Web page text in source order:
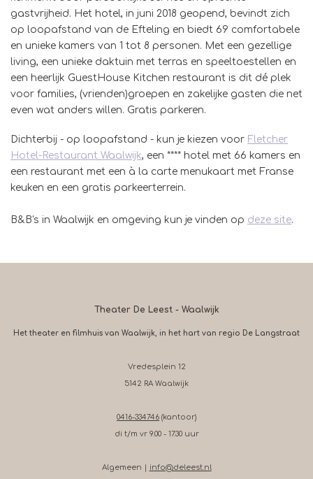
gastvrijheid. Het hotel, in juni 2018 geopend, bevindt zich
op loopafstand van de Efteling en biedt 69 comfortabele
en unieke kamers van 1 tot 8 personen. Met een gezellige
living, een unieke daktuin met terras en speeltoestellen en
een heerlijk GuestHouse Kitchen restaurant is dit dé plek
voor families, (vrienden)groepen en zakelijke gasten die net
even wat anders willen. Gratis parkeren.
Dichterbij - op loopafstand - kun je kiezen voor Fletcher
Hotel-Restaurant Waalwijk, een **** hotel met 66 kamers en
een restaurant met een à la carte menukaart met Franse
keuken en een gratis parkeerterrein.
B&B's in Waalwijk en omgeving kun je vinden op deze site.
Theater De Leest - Waalwijk
Het theater en filmhuis van Waalwijk, in het hart van regio De Langstraat
Vredesplein 12
5142 RA Waalwijk
0416-334746 (kantoor)
di t/m vr 9.00 - 17.30 uur
Algemeen | info@deleest.nl